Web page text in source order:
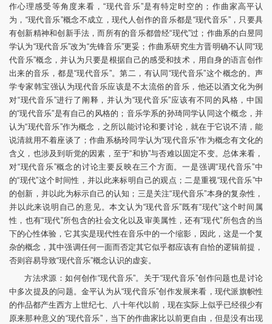
作心理感受等角度来看，“现代音乐”是有特定时空的；作曲家高平认
为，“现代音乐”概念不成立，现代人创作的音乐都是“现代音乐”，只要具
有创新精神和创新手法，而所有的音乐都曾经“现代”过；作曲系的白昱同
学认为“现代音乐”改为“先锋音乐”更妥；作曲系研究生方晋明确不认同“现
代音乐”概念，并认为只要是根据自己的感受和技术，用自身的语言创作
出来的音乐，都是“现代音乐”。第二，有认同“现代音乐”这个概念的。声
学专家韩宝强认为现代音乐应该是不太流俗的音乐，他还以酒文化为例
对“现代音乐”进行了阐释，并认为“现代音乐”应该有不同的风格，中国
的“现代音乐”是有自己的风格的；音乐学系的孙琦同学认同这个概念，并
认为“现代音乐”作为概念，之所以能讨论和要讨论，就在于它说不清，能
说清就用不着座谈了；作曲系杨玲同学认为“现代音乐”作为概念有文化的
含义，也涉及到听觉的因素，至于“和协”与否难以固定不变。总体来看，
对“现代音乐”概念的讨论主要反映在三个方面。一是强调“现代音乐”中
的“现代”这个时间性，并以此来标明自己的观点；二是重视“现代音乐”中
的创新，并以此为标示自己的认知；三是关注“现代音乐”本身的复杂性，
并以此来说明自己的意见。本文认为“现代音乐”既有“现代”这个时间属
性，也有“现代”所包含的社会文化以及审美属性，还有“现代”所包含的当
下的心性体验，它其实是现代性在音乐中的一个缩影，因此，这是一个复
杂的概念，其中强调任何一面而否定其它似乎都应该有自恰的逻辑前提，
否则容易导致“现代音乐”概念认识的虚妄。
方法求源：如何创作“现代音乐”。关于“现代音乐”创作问题也是讨论
中多次提及的问题。金平认为从“现代音乐”创作发展来看，现代派旗帜性
的作品都产生西方上世纪七、八十年代以前，现在实际上似乎已经很少有
原来那种意义的“现代音乐”，当下的作曲家比以前更自由，但是没有出现